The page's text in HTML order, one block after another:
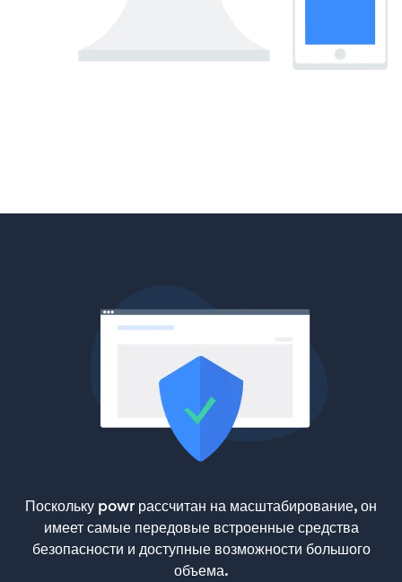
Поскольку powr рассчитан на масштабирование, он
имеет самые передовые встроенные средства
безопасности и доступные возможности большого
объема.